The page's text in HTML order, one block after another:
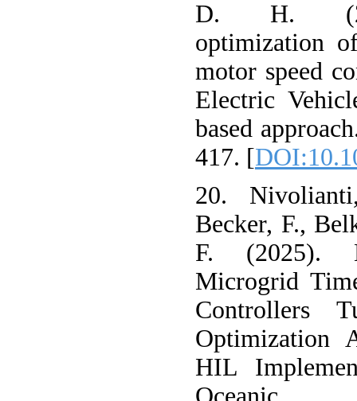
D. H.
optimization
motor speed
Electric
based
417.‏ [
20.
Becker, F.,
F. (2025).
Microgrid
Controllers
Optimization
HIL